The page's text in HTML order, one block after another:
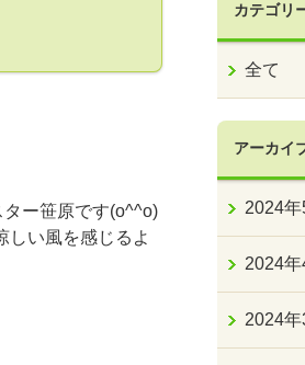
ー笹原です(o^^o)
い風を感じるよ
カテゴリ
全て
アーカイ
2024年
2024年
2024年